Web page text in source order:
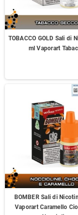
TOBACCO GOLD Sali di
ml Vaporart
BOMBER Sali di
Vaporart Caramello